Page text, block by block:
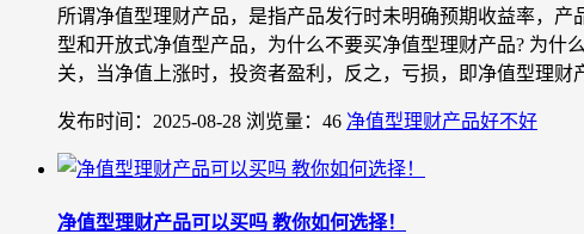
所谓净值型理财产品，是指产品发行时未明确预期收益率，
型和开放式净值型产品，为什么不要买净值型理财产品? 为什
关，当净值上涨时，投资者盈利，反之，亏损，即净值型理财
发布时间：2025-08-28 浏览量：46 净值型理财产品好不好
净值型理财产品可以买吗 教你如何选择！